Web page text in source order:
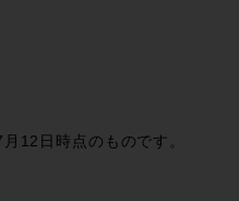
12日時点のものです。